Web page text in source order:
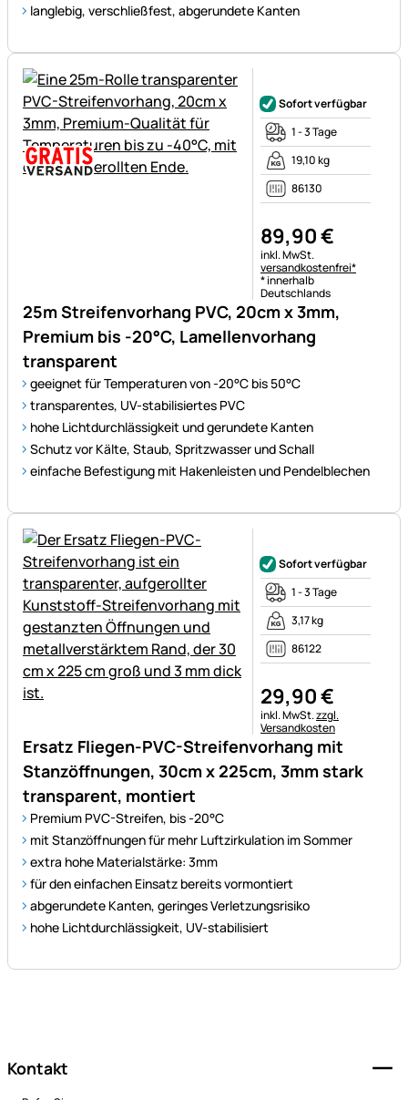
langlebig, verschließfest, abgerundete Kanten
25m Streifenvorhang PVC, 20cm x 3mm,
Premium bis -20°C, Lamellenvorhang
transparent
geeignet für Temperaturen von -20°C bis 50°C
transparentes, UV-stabilisiertes PVC
hohe Lichtdurchlässigkeit und gerundete Kanten
Schutz vor Kälte, Staub, Spritzwasser und Schall
einfache Befestigung mit Hakenleisten und Pendelblechen
Sofort verfügbar
1 - 3 Tage
19,10 kg
86130
89,90€
Steuerhinweis:
inkl. MwSt.
versandkostenfrei*
* innerhalb
Deutschlands
Ersatz Fliegen-PVC-Streifenvorhang mit
Stanzöffnungen, 30cm x 225cm, 3mm stark
transparent, montiert
Premium PVC-Streifen, bis -20°C
mit Stanzöffnungen für mehr Luftzirkulation im Sommer
extra hohe Materialstärke: 3mm
für den einfachen Einsatz bereits vormontiert
abgerundete Kanten, geringes Verletzungsrisiko
hohe Lichtdurchlässigkeit, UV-stabilisiert
Sofort verfügbar
1 - 3 Tage
3,17 kg
86122
29,90€
Steuerhinweis:
inkl. MwSt.zzgl.
Versandkosten
Kontakt